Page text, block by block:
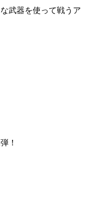
武器を使って戦うア
！